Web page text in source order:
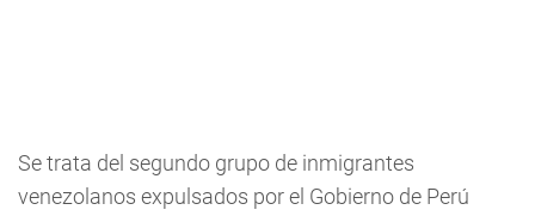
Se trata del segundo grupo de inmigrantes
venezolanos expulsados por el Gobierno de Perú